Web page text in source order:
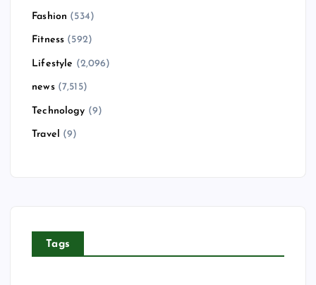
Fashion (534)
Fitness (592)
Lifestyle (2,096)
news(7,515)
Technology (9)
Travel (9)
Tags